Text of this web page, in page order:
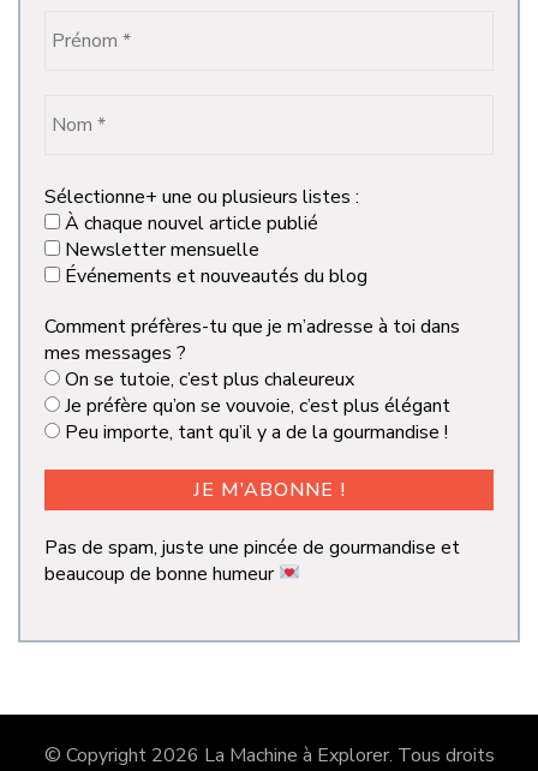
Sélectionne+ une ou plusieurs listes :
À chaque nouvel article publié
Newsletter mensuelle
Événements et nouveautés du blog
Comment préfères-tu que je m’adresse à toi dans
mes messages ?
On se tutoie, c’est plus chaleureux
Je préfère qu’on se vouvoie, c’est plus élégant
Peu importe, tant qu’il y a de la gourmandise !
Pas de spam, juste une pincée de gourmandise et
beaucoup de bonne humeur
© Copyright 2026 La Machine à Explorer. Tous droits